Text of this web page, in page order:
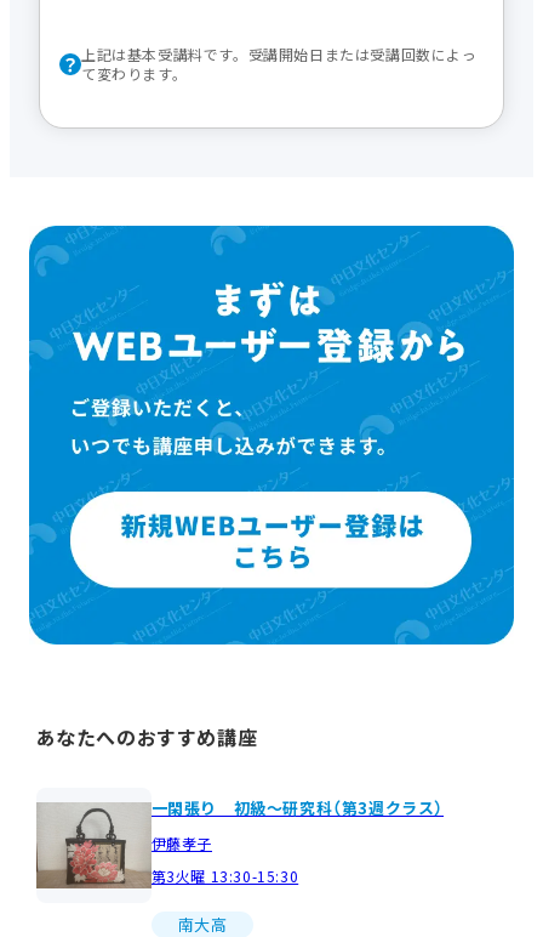
上記は基本受講料です。受講開始日または受講回数によっ
て変わります。
あなたへのおすすめ講座
一閑張り 初級～研究科（第3週クラス）
伊藤孝子
第3火曜 13:30-15:30
南大高